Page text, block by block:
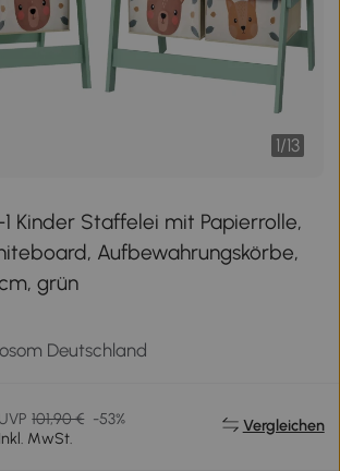
1/13
1 Kinder Staffelei mit Papierrolle,
Aufbewahrungskörbe,
grün
Deutschland
UVP 101,90 € -53%
Inkl. MwSt.
Vergleichen